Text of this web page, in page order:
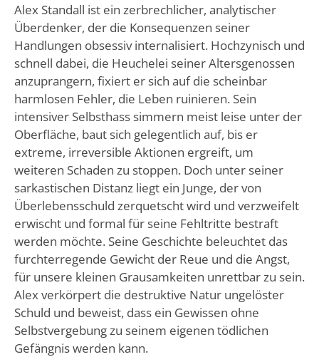
Alex Standall ist ein zerbrechlicher, analytischer
Überdenker, der die Konsequenzen seiner
Handlungen obsessiv internalisiert. Hochzynisch und
schnell dabei, die Heuchelei seiner Altersgenossen
anzuprangern, fixiert er sich auf die scheinbar
harmlosen Fehler, die Leben ruinieren. Sein
intensiver Selbsthass simmern meist leise unter der
Oberfläche, baut sich gelegentlich auf, bis er
extreme, irreversible Aktionen ergreift, um
weiteren Schaden zu stoppen. Doch unter seiner
sarkastischen Distanz liegt ein Junge, der von
Überlebensschuld zerquetscht wird und verzweifelt
erwischt und formal für seine Fehltritte bestraft
werden möchte. Seine Geschichte beleuchtet das
furchterregende Gewicht der Reue und die Angst,
für unsere kleinen Grausamkeiten unrettbar zu sein.
Alex verkörpert die destruktive Natur ungelöster
Schuld und beweist, dass ein Gewissen ohne
Selbstvergebung zu seinem eigenen tödlichen
Gefängnis werden kann.